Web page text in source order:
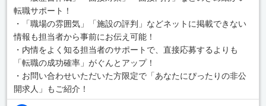
転職サポート！
・「職場の雰囲気」「施設の評判」などネットに掲載できない
情報も担当者から事前にお伝え可能！
・内情をよく知る担当者のサポートで、直接応募するよりも
「転職の成功確率」がぐんとアップ！
・お問い合わせいただいた方限定で「あなたにぴったりの非公
開求人」もご紹介！